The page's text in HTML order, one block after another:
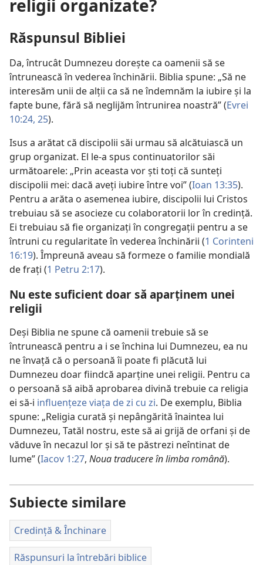
religii organizate?
Răspunsul Bibliei
Da, întrucât Dumnezeu dorește ca oamenii să se
întrunească în vederea închinării. Biblia spune: „Să ne
interesăm unii de alții ca să ne îndemnăm la iubire și la
fapte bune, fără să neglijăm întrunirea noastră” (Evrei
10:24, 25).
Isus a arătat că discipolii săi urmau să alcătuiască un
grup organizat. El le-a spus continuatorilor săi
următoarele: „Prin aceasta vor ști toți că sunteți
discipolii mei: dacă aveți iubire între voi” (Ioan 13:35).
Pentru a arăta o asemenea iubire, discipolii lui Cristos
trebuiau să se asocieze cu colaboratorii lor în credință.
Ei trebuiau să fie organizați în congregații pentru a se
întruni cu regularitate în vederea închinării (1 Corinteni
16:19). Împreună aveau să formeze o familie mondială
de frați (1 Petru 2:17).
Nu este suficient doar să aparținem unei
religii
Deși Biblia ne spune că oamenii trebuie să se
întrunească pentru a i se închina lui Dumnezeu, ea nu
ne învață că o persoană îi poate fi plăcută lui
Dumnezeu doar fiindcă aparține unei religii. Pentru ca
o persoană să aibă aprobarea divină trebuie ca religia
ei să-i influențeze viața de zi cu zi. De exemplu, Biblia
spune: „Religia curată și nepângărită înaintea lui
Dumnezeu, Tatăl nostru, este să ai grijă de orfani și de
văduve în necazul lor și să te păstrezi neîntinat de
lume” (Iacov 1:27, Noua traducere în limba română).
Subiecte similare
Credință & Închinare
Răspunsuri la întrebări biblice